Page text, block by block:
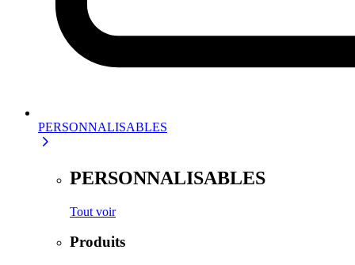
PERSONNALISABLES
PERSONNALISABLES
Tout voir
Produits